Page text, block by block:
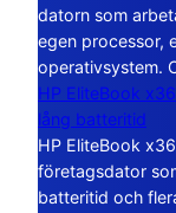
datorn som
egen processor,
operativsystem.
HP EliteBook
lång batteritid
HP EliteBook
företagsdator
batteritid och